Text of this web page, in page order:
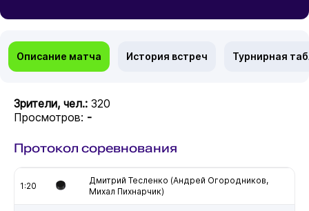
Описание матча История встреч Турнирная
Зрители, чел.: 320
Просмотров: -
Протокол соревнования
1:20
Дмитрий Тесленко (Андрей Огородников,
Михал Пихнарчик)